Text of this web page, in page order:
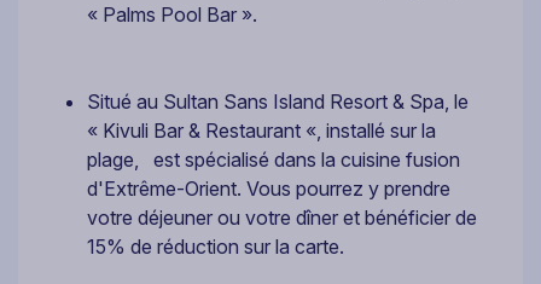
« Palms Pool Bar ».
Situé au Sultan Sans Island Resort & Spa, le
« Kivuli Bar & Restaurant «, installé sur la
plage, est spécialisé dans la cuisine fusion
d'Extrême-Orient. Vous pourrez y prendre
votre déjeuner ou votre dîner et bénéficier de
15% de réduction sur la carte.